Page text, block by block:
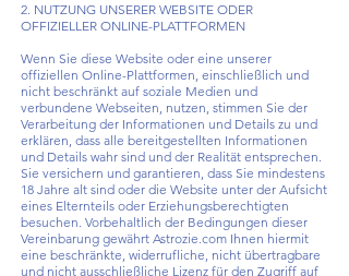
2. NUTZUNG UNSERER WEBSITE ODER
OFFIZIELLER ONLINE-PLATTFORMEN
Wenn Sie diese Website oder eine unserer
offiziellen Online-Plattformen, einschließlich und
nicht beschränkt auf soziale Medien und
verbundene Webseiten, nutzen, stimmen Sie der
Verarbeitung der Informationen und Details zu und
erklären, dass alle bereitgestellten Informationen
und Details wahr sind und der Realität entsprechen.
Sie versichern und garantieren, dass Sie mindestens
18 Jahre alt sind oder die Website unter der Aufsicht
eines Elternteils oder Erziehungsberechtigten
besuchen. Vorbehaltlich der Bedingungen dieser
Vereinbarung gewährt Astrozie.com Ihnen hiermit
eine beschränkte, widerrufliche, nicht übertragbare
und nicht ausschließliche Lizenz für den Zugriff auf